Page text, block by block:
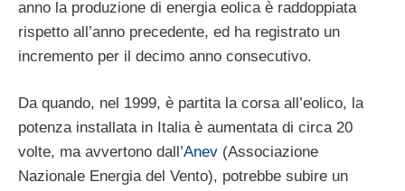
anno la produzione di energia eolica è raddoppiata
rispetto all’anno precedente, ed ha registrato un
incremento per il decimo anno consecutivo.
Da quando, nel 1999, è partita la corsa all’eolico, la
potenza installata in Italia è aumentata di circa 20
volte, ma avvertono dall’Anev (Associazione
Nazionale Energia del Vento), potrebbe subire un